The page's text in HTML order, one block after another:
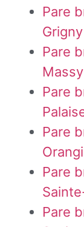
Pare
Grigny
Pare
Massy
Pare
Pare
Pare
Pare